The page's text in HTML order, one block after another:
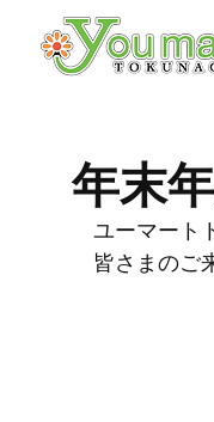
年末
ユーマート
皆さまのご